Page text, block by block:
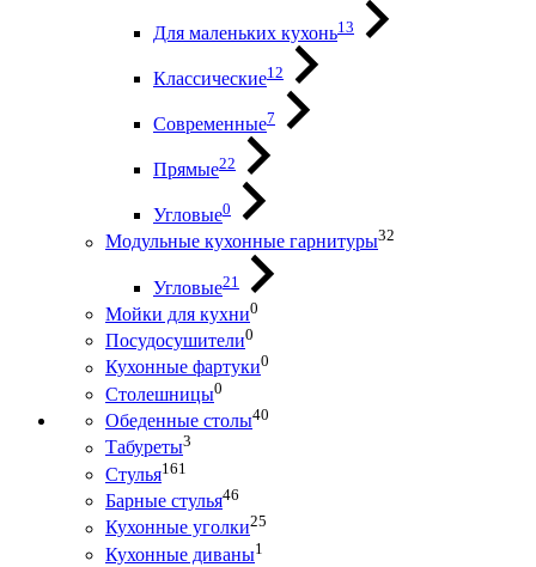
Для маленьких кухонь13
Классические12
Современные7
Прямые22
Угловые0
Модульные кухонные гарнитуры32
Угловые21
Мойки для кухни0
Посудосушители0
Кухонные фартуки0
Столешницы0
Обеденные столы40
Табуреты3
Стулья161
Барные стулья46
Кухонные уголки25
Кухонные диваны1